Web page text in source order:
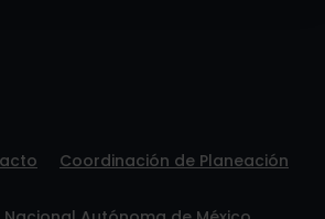
Coordinación de Planeación